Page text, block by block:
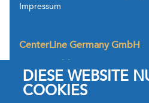
DIESE WEBSITE
COOKIES
Impressum
CenterLine Germany GmbH
Westerwaldstrasse 26,
35764 Sinn-Fleisbach
Deutschland